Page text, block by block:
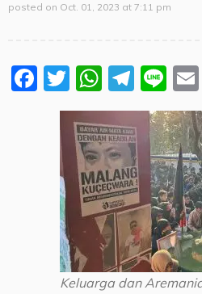
posted on Oct. 01, 2023 at 7:11 pm
Facebook
Twitter
Keluarga dan